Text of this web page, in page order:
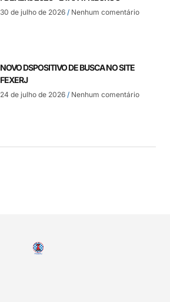
30 de julho de 2026 Nenhum comentário
NOVO DSPOSITIVO DE BUSCA NO SITE
FEXERJ
24 de julho de 2026 Nenhum comentário